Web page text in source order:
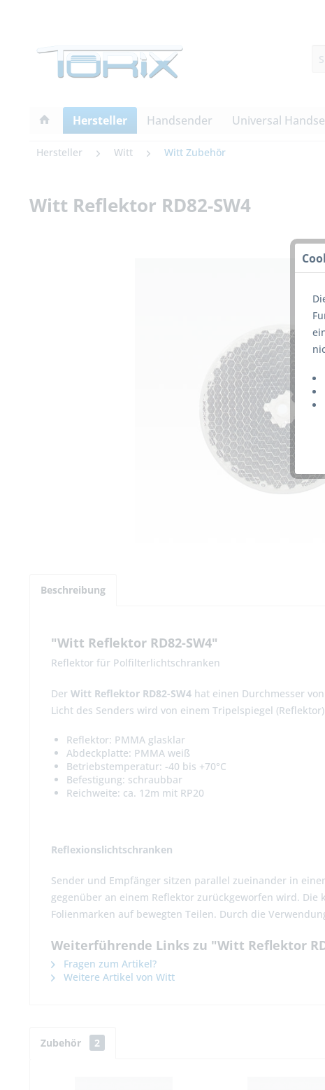
Hersteller Handsender Universal
Hersteller Witt Witt Zubehör
Witt Reflektor RD82-SW4
Beschreibung
"Witt Reflektor RD82-SW4"
Reflektor für Polfilterlichtschranken
Der Witt Reflektor RD82-SW4 hat einen Durchmesser
Licht des Senders wird von einem Tripelspiegel
Reflektor: PMMA glasklar
Abdeckplatte: PMMA weiß
Betriebstemperatur: -40 bis +70°C
Befestigung: schraubbar
Reichweite: ca. 12m mit RP20
Reflexionslichtschranken
Sender und Empfänger sitzen parallel zueinander in
gegenüber an einem Reflektor zurückgeworfen wird.
Folienmarken auf bewegten Teilen. Durch die
Weiterführende Links zu "Witt Reflektor
Fragen zum Artikel?
Weitere Artikel von Witt
Zubehör 2